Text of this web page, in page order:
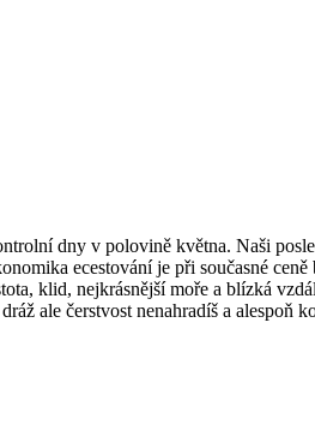
dny v polovině května. Naši
ecestování je při současné ceně
klid, nejkrásnější moře a blízká
ale čerstvost nenahradíš a alespoň